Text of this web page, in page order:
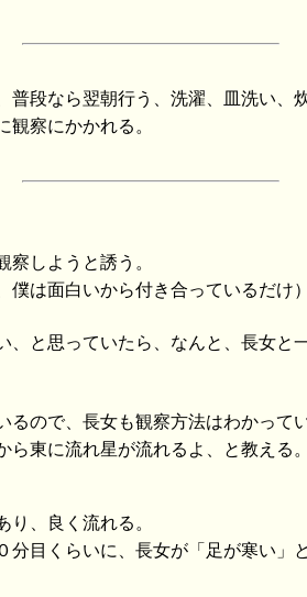
普段なら翌朝行う、洗濯、皿洗い、
観察にかかれる。
察しようと誘う。
僕は面白いから付き合っているだけ）
と思っていたら、なんと、長女と
ので、長女も観察方法はわかってい
ら東に流れ星が流れるよ、と教える
り、良く流れる。
目くらいに、長女が「足が寒い」